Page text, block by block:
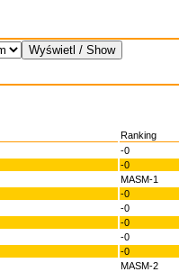
Ranking
-0
-0
MASM-1
-0
-0
-0
-0
-0
MASM-2